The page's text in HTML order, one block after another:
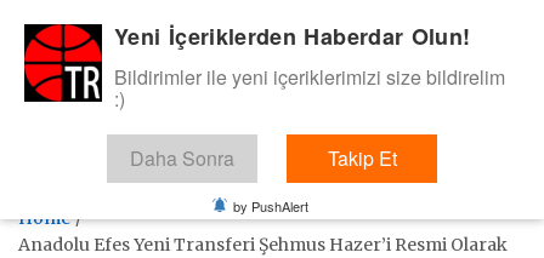
content
BasketTR
Sol dip çizgiden bir basket de bizden gelsin dedik.
Home
Anadolu Efes Yeni Transferi Şehmus Hazer’i Resmi Olarak
Yeni İçeriklerden Haberdar Olun!
Bildirimler ile yeni içeriklerimizi size bildirelim
:)
Daha Sonra Takip Et
by PushAlert